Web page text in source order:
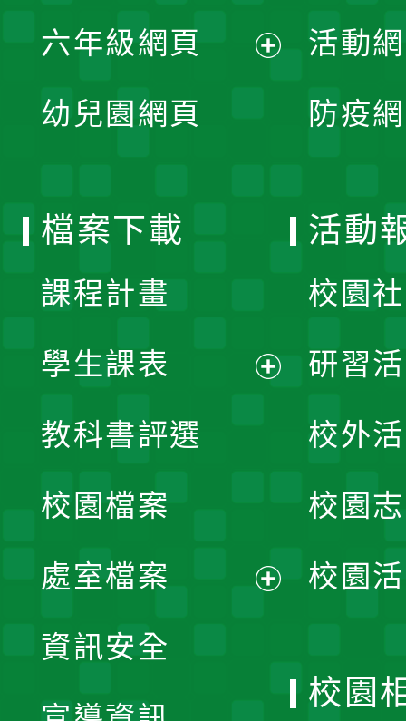
單
選
開
六年級網頁
幼兒園網頁
活動
防疫
檔案下載
課程計畫
學生課表
單
教科書評選
校園檔案
處室檔案
資訊安全
活動
校園
研習
校外
校園
校園
校園